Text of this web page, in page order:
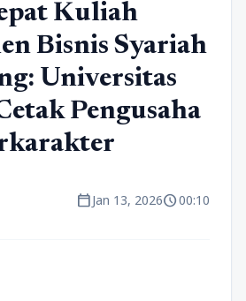
Kuliah
Bisnis Syariah
Universitas
Pengusaha
calendar_todayJan 13, 2026schedule00:10